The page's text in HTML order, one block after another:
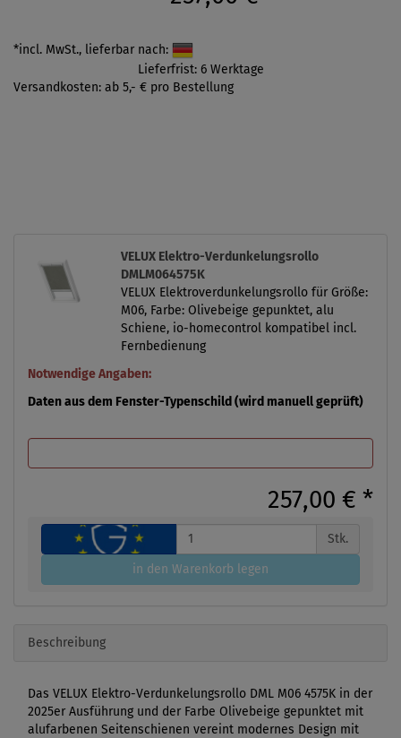
*incl. MwSt., lieferbar nach:
Lieferfrist: 6 Werktage
Versandkosten: ab 5,- € pro Bestellung
VELUX Elektro-Verdunkelungsrollo
DMLM064575K
VELUX Elektroverdunkelungsrollo für Größe:
M06, Farbe: Olivebeige gepunktet, alu
Schiene, io-homecontrol kompatibel incl.
Fernbedienung
Notwendige Angaben:
Daten aus dem Fenster-Typenschild (wird manuell geprüft)
257,00 € *
Stk.
in den Warenkorb legen
Beschreibung
Das VELUX Elektro-Verdunkelungsrollo DML M06 4575K in der
2025er Ausführung und der Farbe Olivebeige gepunktet mit
alufarbenen Seitenschienen vereint modernes Design mit